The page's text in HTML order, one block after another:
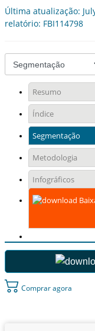
Última atualização:
relatório: FBI114798
Resumo
Índice
Segmentação
Metodologia
Infográficos
Comprar agora